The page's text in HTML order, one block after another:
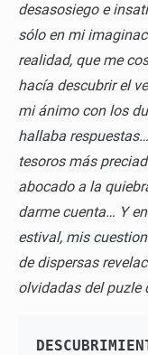
desasosiego e
sólo en mi
realidad, que me
hacía descubrir el
mi ánimo con los
hallaba
tesoros más
abocado a la
darme cuenta… Y
estival, mis
de dispersas
olvidadas del puzle